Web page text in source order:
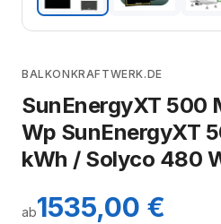
BALKONKRAFTWERK.DE
SunEnergyXT 500
Wp SunEnergyXT
kWh / Solyco 480
ab1535,00 €